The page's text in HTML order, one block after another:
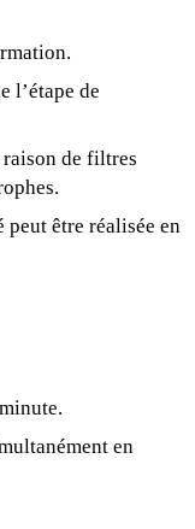
l’étape de
raison de filtres
être réalisée en
en